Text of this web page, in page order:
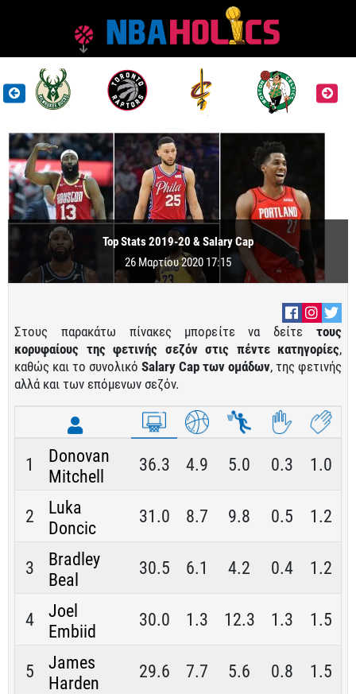
Top Stats 2019-20 & Salary Cap
26 Μαρτίου 2020 17:15
Στους παρακάτω πίνακες μπορείτε να δείτε τους
κορυφαίους της φετινής σεζόν στις πέντε κατηγορίες,
καθώς και το συνολικό Salary Cap των ομάδων, της φετινής
αλλά και των επόμενων σεζόν.
1
Donovan
Mitchell
36.3 4.9 5.0 0.3 1.0
2
Luka
Doncic
31.0 8.7 9.8 0.5 1.2
3
Bradley
Beal
30.5 6.1 4.2 0.4 1.2
4
Joel
Embiid
30.0 1.3 12.3 1.3 1.5
5
James
Harden
29.6 7.7 5.6 0.8
1.5